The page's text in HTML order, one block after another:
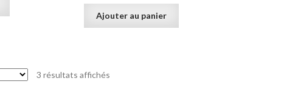
Ajouter au panier
3 résultats affichés